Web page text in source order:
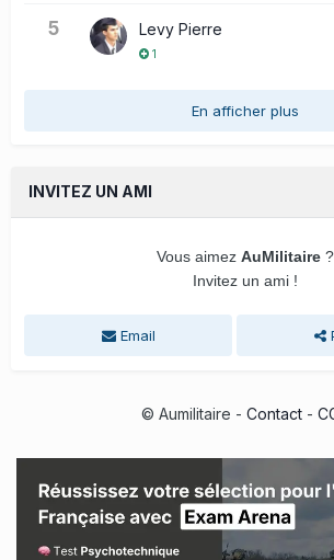
5 Levy Pierre
1
En afficher plus
INVITEZ UN AMI
Vous aimez AuMilitaire ?
Invitez un ami !
Email
© Aumilitaire - Contact-